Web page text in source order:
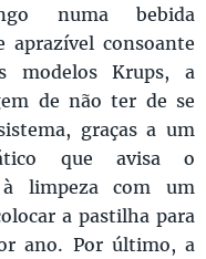
numa bebida
aprazível consoante
modelos Krups, a
de não ter de se
graças a um
que avisa o
limpeza com um
a pastilha para
ano. Por último, a